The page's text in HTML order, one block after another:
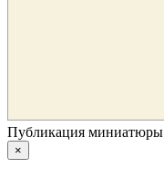
Публикация миниатюры
×